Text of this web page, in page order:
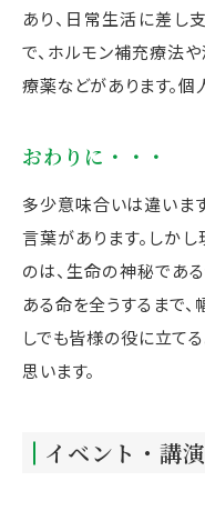
あり、日常生活に差し
で、ホルモン補充療法
療薬などがあります。個
おわりに・・・
多少意味合いは違いま
言葉があります。しか
のは、生命の神秘であ
ある命を全うするまで
しでも皆様の役に立て
思います。
イベント・講